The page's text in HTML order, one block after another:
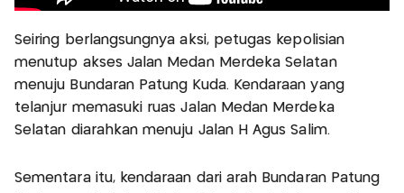
Seiring berlangsungnya aksi, petugas kepolisian
menutup akses Jalan Medan Merdeka Selatan
menuju Bundaran Patung Kuda. Kendaraan yang
telanjur memasuki ruas Jalan Medan Merdeka
Selatan diarahkan menuju Jalan H Agus Salim.
Sementara itu, kendaraan dari arah Bundaran Patung